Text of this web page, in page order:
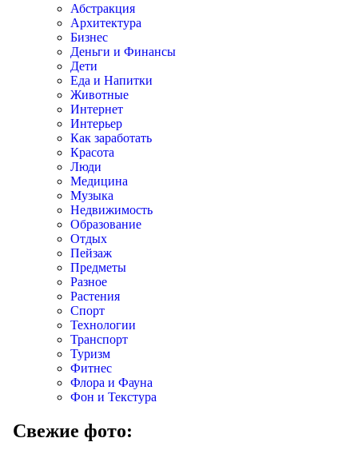
Абстракция
Архитектура
Бизнес
Деньги и Финансы
Дети
Еда и Напитки
Животные
Интернет
Интерьер
Как заработать
Красота
Люди
Медицина
Музыка
Недвижимость
Образование
Отдых
Пейзаж
Предметы
Разное
Растения
Спорт
Технологии
Транспорт
Туризм
Фитнес
Флора и Фауна
Фон и Текстура
Свежие фото: